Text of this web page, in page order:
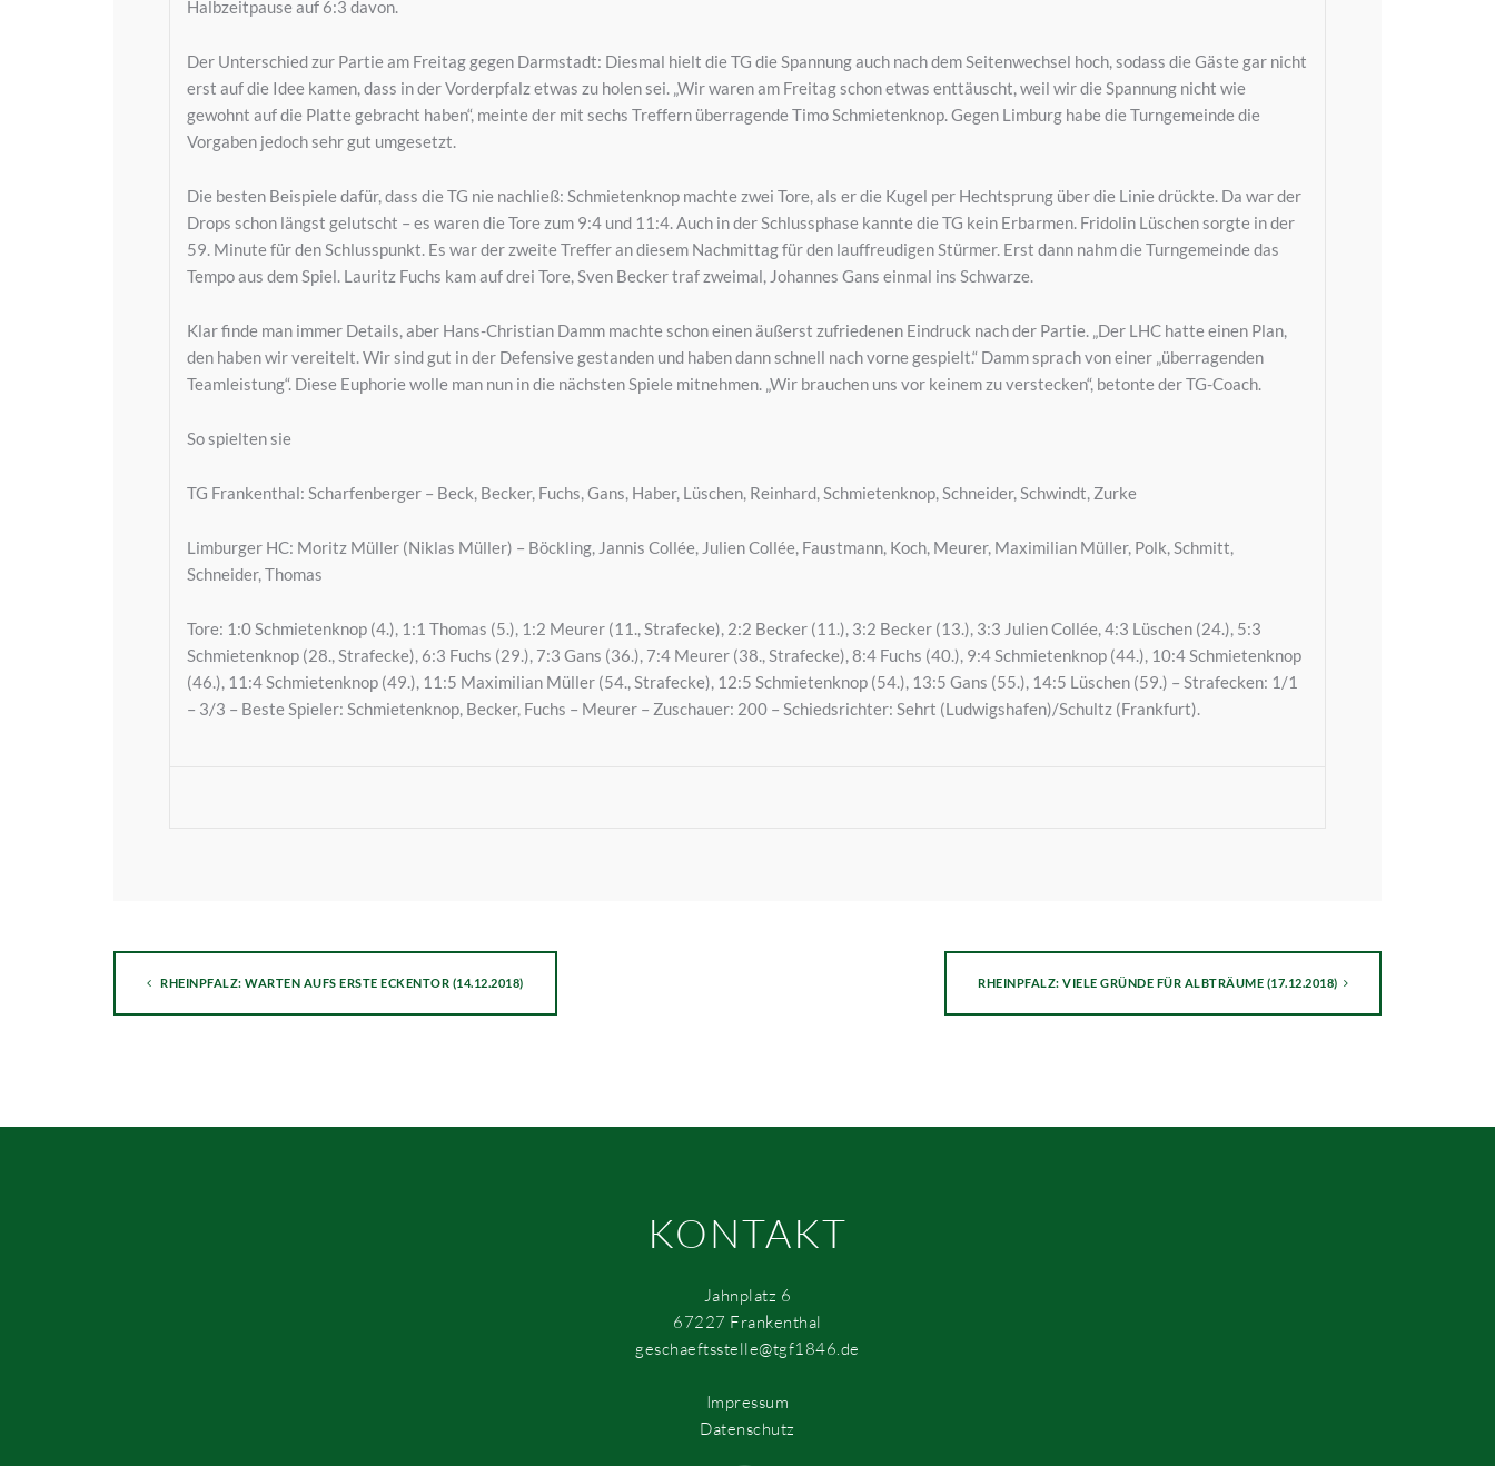
Halbzeitpause auf 6:3 davon.
Der Unterschied zur Partie am Freitag gegen Darmstadt: Diesmal hielt die TG die Spannung auch nach dem Seitenwechsel hoch, sodass die Gäste gar nicht
erst auf die Idee kamen, dass in der Vorderpfalz etwas zu holen sei. „Wir waren am Freitag schon etwas enttäuscht, weil wir die Spannung nicht wie
gewohnt auf die Platte gebracht haben“, meinte der mit sechs Treffern überragende Timo Schmietenknop. Gegen Limburg habe die Turngemeinde die
Vorgaben jedoch sehr gut umgesetzt.
Die besten Beispiele dafür, dass die TG nie nachließ: Schmietenknop machte zwei Tore, als er die Kugel per Hechtsprung über die Linie drückte. Da war der
Drops schon längst gelutscht – es waren die Tore zum 9:4 und 11:4. Auch in der Schlussphase kannte die TG kein Erbarmen. Fridolin Lüschen sorgte in der
59. Minute für den Schlusspunkt. Es war der zweite Treffer an diesem Nachmittag für den lauffreudigen Stürmer. Erst dann nahm die Turngemeinde das
Tempo aus dem Spiel. Lauritz Fuchs kam auf drei Tore, Sven Becker traf zweimal, Johannes Gans einmal ins Schwarze.
Klar finde man immer Details, aber Hans-Christian Damm machte schon einen äußerst zufriedenen Eindruck nach der Partie. „Der LHC hatte einen Plan,
den haben wir vereitelt. Wir sind gut in der Defensive gestanden und haben dann schnell nach vorne gespielt.“ Damm sprach von einer „überragenden
Teamleistung“. Diese Euphorie wolle man nun in die nächsten Spiele mitnehmen. „Wir brauchen uns vor keinem zu verstecken“, betonte der TG-Coach.
So spielten sie
TG Frankenthal: Scharfenberger – Beck, Becker, Fuchs, Gans, Haber, Lüschen, Reinhard, Schmietenknop, Schneider, Schwindt, Zurke
Limburger HC: Moritz Müller (Niklas Müller) – Böckling, Jannis Collée, Julien Collée, Faustmann, Koch, Meurer, Maximilian Müller, Polk, Schmitt,
Schneider, Thomas
Tore: 1:0 Schmietenknop (4.), 1:1 Thomas (5.), 1:2 Meurer (11., Strafecke), 2:2 Becker (11.), 3:2 Becker (13.), 3:3 Julien Collée, 4:3 Lüschen (24.), 5:3
Schmietenknop (28., Strafecke), 6:3 Fuchs (29.), 7:3 Gans (36.), 7:4 Meurer (38., Strafecke), 8:4 Fuchs (40.), 9:4 Schmietenknop (44.), 10:4 Schmietenknop
(46.), 11:4 Schmietenknop (49.), 11:5 Maximilian Müller (54., Strafecke), 12:5 Schmietenknop (54.), 13:5 Gans (55.), 14:5 Lüschen (59.) – Strafecken: 1/1
– 3/3 – Beste Spieler: Schmietenknop, Becker, Fuchs – Meurer – Zuschauer: 200 – Schiedsrichter: Sehrt (Ludwigshafen)/Schultz (Frankfurt).
RHEINPFALZ: WARTEN AUFS ERSTE ECKENTOR (14.12.2018) RHEINPFALZ: VIELE GRÜNDE FÜR ALBTRÄUME (17.12.2018)
KONTAKT
Jahnplatz 6
67227 Frankenthal
geschaeftsstelle@tgf1846.de
Impressum
Datenschutz